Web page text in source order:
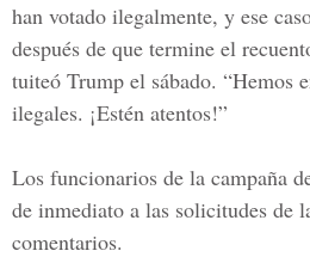
han votado ilegalmente, y ese
después de que termine el
tuiteó Trump el sábado. “Hemos
ilegales. ¡Estén atentos!”
Los funcionarios de la campaña
de inmediato a las solicitudes de
comentarios.